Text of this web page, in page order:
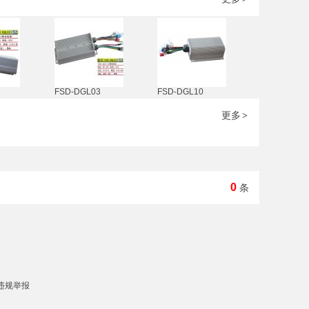
FSD-DGL03 FSD-DGL10
更多 >
0 条
规举报